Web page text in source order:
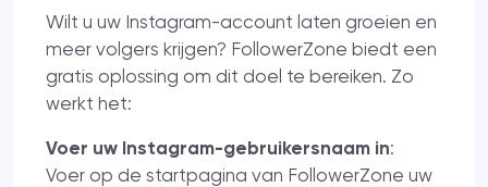
Wilt u uw Instagram-account laten groeien en
meer volgers krijgen? FollowerZone biedt een
gratis oplossing om dit doel te bereiken. Zo
werkt het:
Voer uw Instagram-gebruikersnaam in:
Voer op de startpagina van FollowerZone uw